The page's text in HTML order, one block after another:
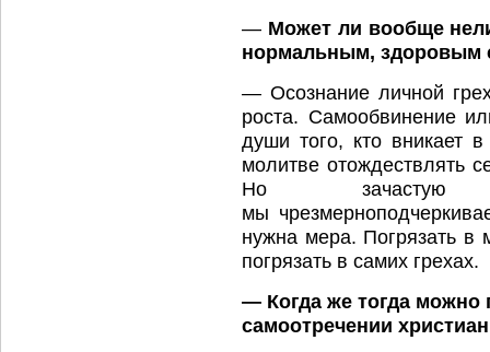
— Может ли вообще
нормальным, здоровым
— Осознание личной
роста. Самообвинение
души того, кто вникает
молитве отождествлять
Но
мы
нужна мера. Погрязать в
погрязать в самих грехах.
— Когда же тогда можно
самоотречении